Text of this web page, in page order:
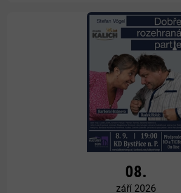
08.
září 2026
Více